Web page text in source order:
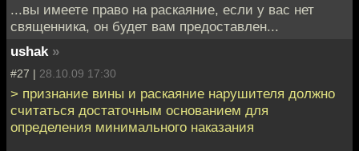
...вы имеете право на раскаяние, если у вас нет
священника, он будет вам предоставлен...
ushak »
#27 | 28.10.09 17:30
> признание вины и раскаяние нарушителя должно
считаться достаточным основанием для
определения минимального наказания